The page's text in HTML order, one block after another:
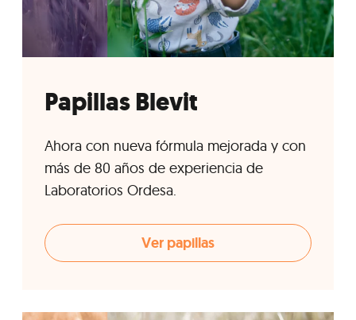
Papillas Blevit
Ahora con nueva fórmula mejorada y con
más de 80 años de experiencia de
Laboratorios Ordesa.
Ver papillas